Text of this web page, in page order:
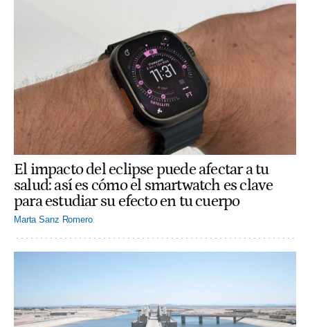
El impacto del eclipse puede afectar a tu
salud: así es cómo el smartwatch es clave
para estudiar su efecto en tu cuerpo
Marta Sanz Romero